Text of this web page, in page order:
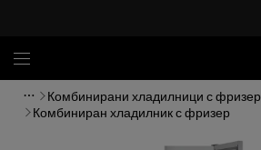
Комбинирани хладилници с фризер
Комбиниран хладилник с фризер